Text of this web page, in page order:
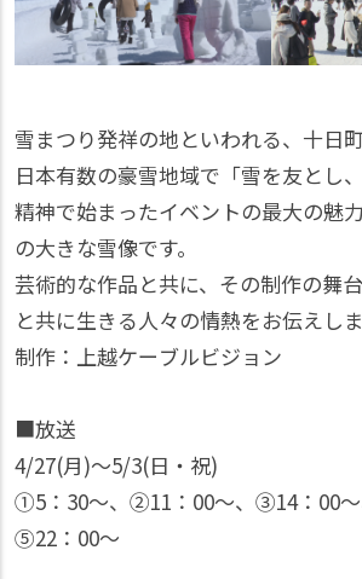
雪まつり発祥の地といわれる、十日町
日本有数の豪雪地域で「雪を友とし
精神で始まったイベントの最大の魅
の大きな雪像です。
芸術的な作品と共に、その制作の舞
と共に生きる人々の情熱をお伝えしま
制作：上越ケーブルビジョン
■放送
4/27(月)〜5/3(日・祝)
①5：30〜、②11：00〜、③14：00〜
⑤22：00〜